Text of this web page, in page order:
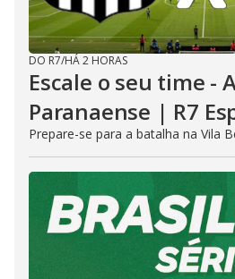
DO R7/HÁ 2 HORAS
Escale o seu time -
Paranaense | R7
Prepare-se para a batalha na Vila